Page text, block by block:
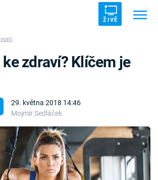
ŽIVĚ
DÁVNOVĚKU
29. května 2018 14:46
Mojmír Sedláček
zdraví? Klíčem je